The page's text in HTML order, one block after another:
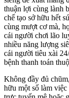
thuận lợi cùng lành
chế tạo sở hữu hết
cùng mượt cơ mà,
cái người chơi lão
nhiều năng lượng
cái người tiêu xài
bệnh thanh toán
Không đầy đủ
hữu một số làm